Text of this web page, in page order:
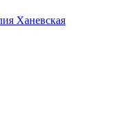
Ханевская